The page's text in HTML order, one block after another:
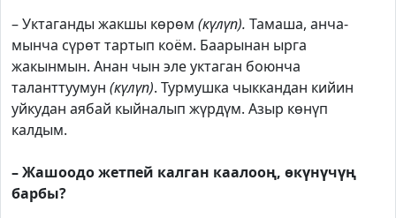
– Уктаганды жакшы көрөм (күлүп). Тамаша, анча-
мынча сүрөт тартып коём. Баарынан ырга
жакынмын. Анан чын эле уктаган боюнча
таланттуумун (күлүп). Турмушка чыккандан кийин
уйкудан аябай кыйналып жүрдүм. Азыр көнүп
калдым.
– Жашоодо жетпей калган каалооң, өкүнүчүң
барбы?